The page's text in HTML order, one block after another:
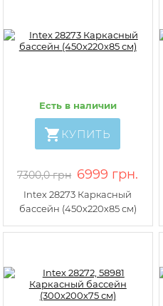
Есть в наличии
КУПИТЬ
7300,0 грн 6999 грн.
Intex 28273 Каркасный
бассейн (450х220х85 см)